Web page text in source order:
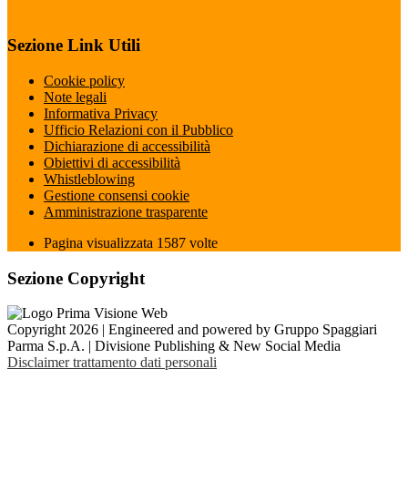
Sezione Link Utili
Cookie policy
Note legali
Informativa Privacy
Ufficio Relazioni con il Pubblico
Dichiarazione di accessibilità
Obiettivi di accessibilità
Whistleblowing
Gestione consensi cookie
Amministrazione trasparente
Pagina visualizzata 1587 volte
Sezione Copyright
Copyright 2026 | Engineered and powered by Gruppo Spaggiari
Parma S.p.A. | Divisione Publishing & New Social Media
Disclaimer trattamento dati personali